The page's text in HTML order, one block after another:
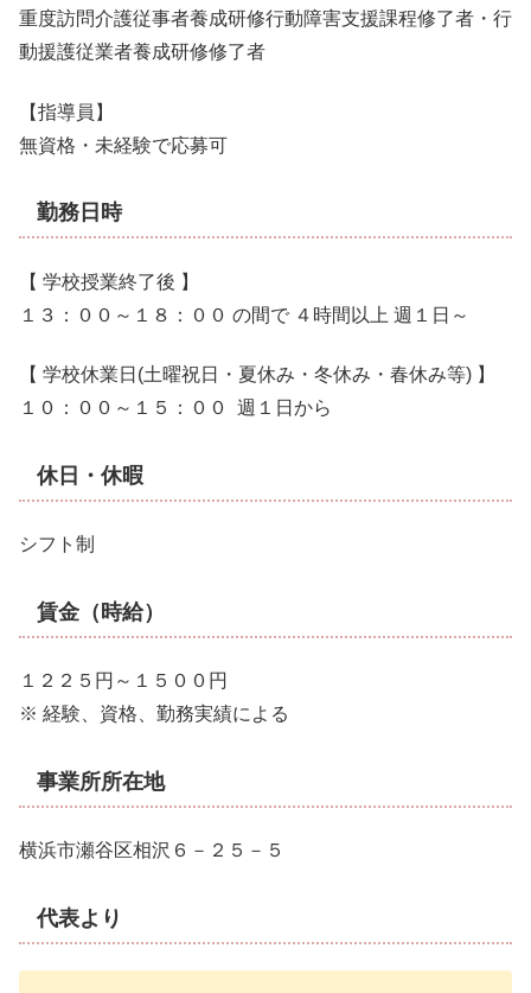
重度訪問介護従事者養成研修行動障害支援課程修了者・行
動援護従業者養成研修修了者
【指導員】
無資格・未経験で応募可
勤務日時
【 学校授業終了後 】
１３：００～１８：００ の間で ４時間以上 週１日～
【 学校休業日(土曜祝日・夏休み・冬休み・春休み等) 】
１０：００～１５：００ 週１日から
休日・休暇
シフト制
賃金（時給）
１２２５円～１５００円
※ 経験、資格、勤務実績による
事業所所在地
横浜市瀬谷区相沢６－２５－５
代表より